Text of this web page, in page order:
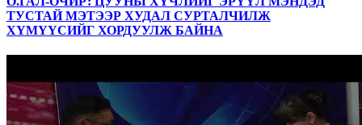
ТУСТАЙ МЭТЭЭР ХУДАЛ СУРТАЛЧИЛЖ
ХҮМҮҮСИЙГ ХОРДУУЛЖ БАЙНА